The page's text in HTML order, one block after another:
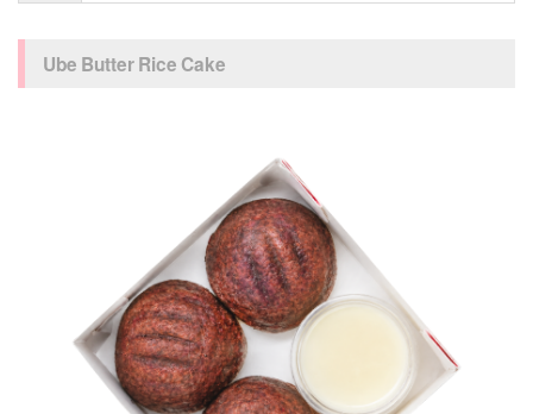
Ube Butter Rice Cake